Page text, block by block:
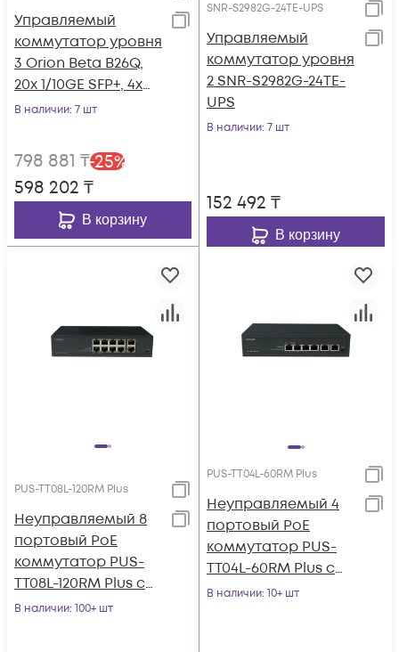
Управляемый
коммутатор уровня
3 Orion Beta B26Q,
20x 1/10GE SFP+, 4x
10/25GE SFP28, 2x
для Hot Swap БП, не
входят в комплект
В наличии: 7 шт
798 881 ₸-25%
598 202 ₸
В корзину
SNR-S2982G-24TE-UPS
Управляемый
коммутатор уровня
2 SNR-S2982G-24TE-
UPS
В наличии: 7 шт
152 492 ₸
В корзину
PUS-TT08L-120RM Plus
Неуправляемый 8
портовый PoE
коммутатор PUS-
TT08L-120RM Plus с
изоляцией портов и
В наличии: 100+ шт
PUS-TT04L-60RM Plus
Неуправляемый 4
портовый PoE
коммутатор PUS-
TT04L-60RM Plus с
изоляцией портов и
В наличии: 10+ шт